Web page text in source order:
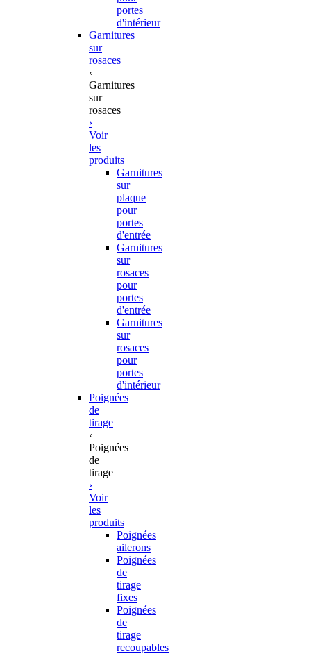
portes
d'intérieur
Garnitures
sur
rosaces
‹
Garnitures
sur
rosaces
›
Voir
les
produits
Garnitures
sur
plaque
pour
portes
d'entrée
Garnitures
sur
rosaces
pour
portes
d'entrée
Garnitures
sur
rosaces
pour
portes
d'intérieur
Poignées
de
tirage
‹
Poignées
de
tirage
›
Voir
les
produits
Poignées
ailerons
Poignées
de
tirage
fixes
Poignées
de
tirage
recoupables